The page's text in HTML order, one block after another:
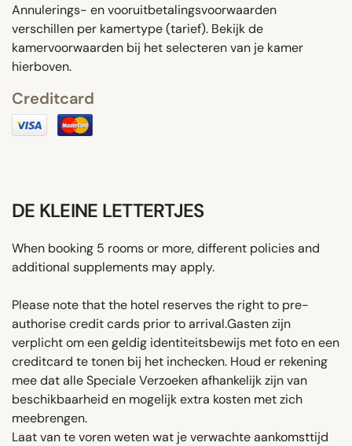
Annulerings- en vooruitbetalingsvoorwaarden
verschillen per kamertype (tarief). Bekijk de
kamervoorwaarden bij het selecteren van je kamer
hierboven.
Creditcard
DE KLEINE LETTERTJES
When booking 5 rooms or more, different policies and
additional supplements may apply.
Please note that the hotel reserves the right to pre-
authorise credit cards prior to arrival.Gasten zijn
verplicht om een ​​geldig identiteitsbewijs met foto en een
creditcard te tonen bij het inchecken. Houd er rekening
mee dat alle Speciale Verzoeken afhankelijk zijn van
beschikbaarheid en mogelijk extra kosten met zich
meebrengen.
Laat van te voren weten wat je verwachte aankomsttijd